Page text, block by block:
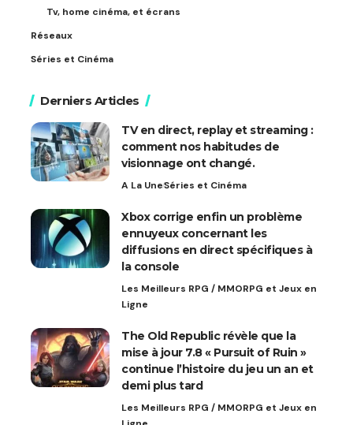
Tv, home cinéma, et écrans
Réseaux
Séries et Cinéma
Derniers Articles
TV en direct, replay et streaming :
comment nos habitudes de
visionnage ont changé.
A La UneSéries et Cinéma
Xbox corrige enfin un problème
ennuyeux concernant les
diffusions en direct spécifiques à
la console
Les Meilleurs RPG / MMORPG et Jeux en
Ligne
The Old Republic révèle que la
mise à jour 7.8 « Pursuit of Ruin »
continue l’histoire du jeu un an et
demi plus tard
Les Meilleurs RPG / MMORPG et Jeux en